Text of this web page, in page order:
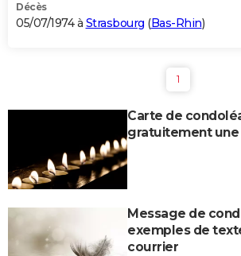
Décès
05/07/1974 à Strasbourg (Bas-Rhin)
1
Carte de
gratuitement
Message de
exemples de
courrier